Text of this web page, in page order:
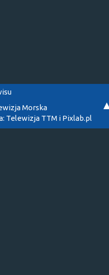
Morska
Telewizja TTM i Pixlab.pl